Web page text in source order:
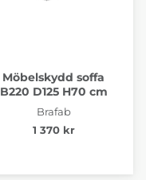
Möbelskydd soffa
B220 D125 H70 cm
Brafab
1 370 kr